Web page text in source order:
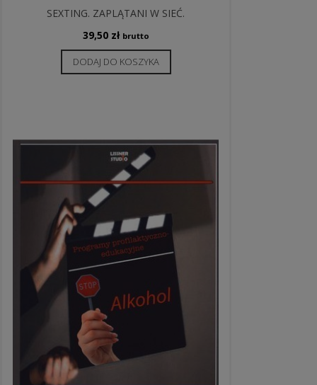
SEXTING. ZAPLĄTANI W SIEĆ.
39,50 zł brutto
DODAJ DO KOSZYKA